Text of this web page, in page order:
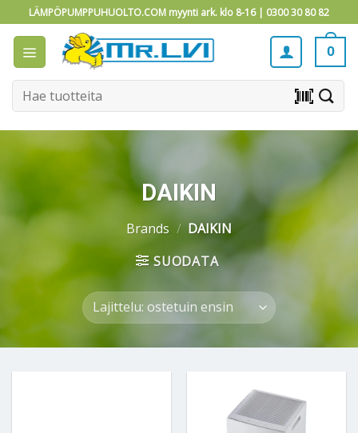
to
content
LÄMPÖPUMPPUHUOLTO.COM myynti ark. klo 8-16 | 0300 30 80 82
0
Etsi: barcode_scanner
DAIKIN
Brands / DAIKIN
SUODATA